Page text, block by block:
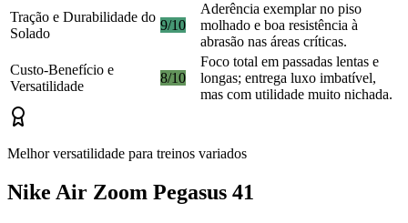
Tração e Durabilidade do
Solado
9/10
Aderência exemplar no piso
molhado e boa resistência à
abrasão nas áreas críticas.
Custo-Benefício e
Versatilidade
8/10
Foco total em passadas lentas e
longas; entrega luxo imbatível,
mas com utilidade muito nichada.
Melhor versatilidade para treinos variados
Nike Air Zoom Pegasus 41